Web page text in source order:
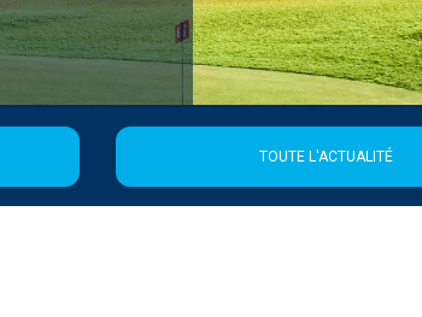
TOUTE L'ACTUALITÉ